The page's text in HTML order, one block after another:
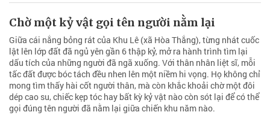
Chờ một kỷ vật gọi tên người nằm lại
Giữa cái nắng bỏng rát của Khu Lê (xã Hòa Thắng), từng nhát cuốc
lật lên lớp đất đã ngủ yên gần 6 thập kỷ, mở ra hành trình tìm lại
dấu tích của những người đã ngã xuống. Với thân nhân liệt sĩ, mỗi
tấc đất được bóc tách đều nhen lên một niềm hi vọng. Họ không chỉ
mong tìm thấy hài cốt người thân, mà còn khắc khoải chờ một đôi
dép cao su, chiếc kẹp tóc hay bất kỳ kỷ vật nào còn sót lại để có thể
gọi đúng tên người đã nằm lại giữa chiến khu năm nào.